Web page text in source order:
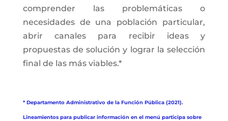
comprender las problemáticas o
necesidades de una población particular,
abrir canales para recibir ideas y
propuestas de solución y lograr la selección
final de las más viables.*
* Departamento Administrativo de la Función Pública (2021).
Lineamientos para publicar información en el menú participa sobre